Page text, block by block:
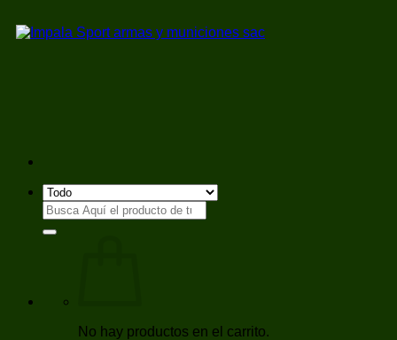
al
Buscar
por:
No hay productos en el carrito.